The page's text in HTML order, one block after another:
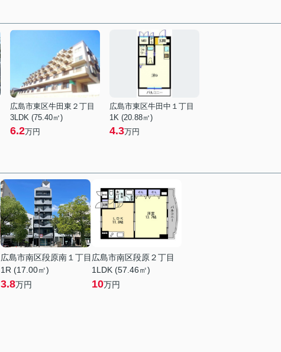
広島市東区牛田東２丁目
3LDK (75.40㎡)
6.2万円
広島市東区牛田中１丁目
1K (20.88㎡)
4.3万円
広島市南区段原南１丁目
1R (17.00㎡)
3.8万円
広島市南区段原２丁目
1LDK (57.46㎡)
10万円